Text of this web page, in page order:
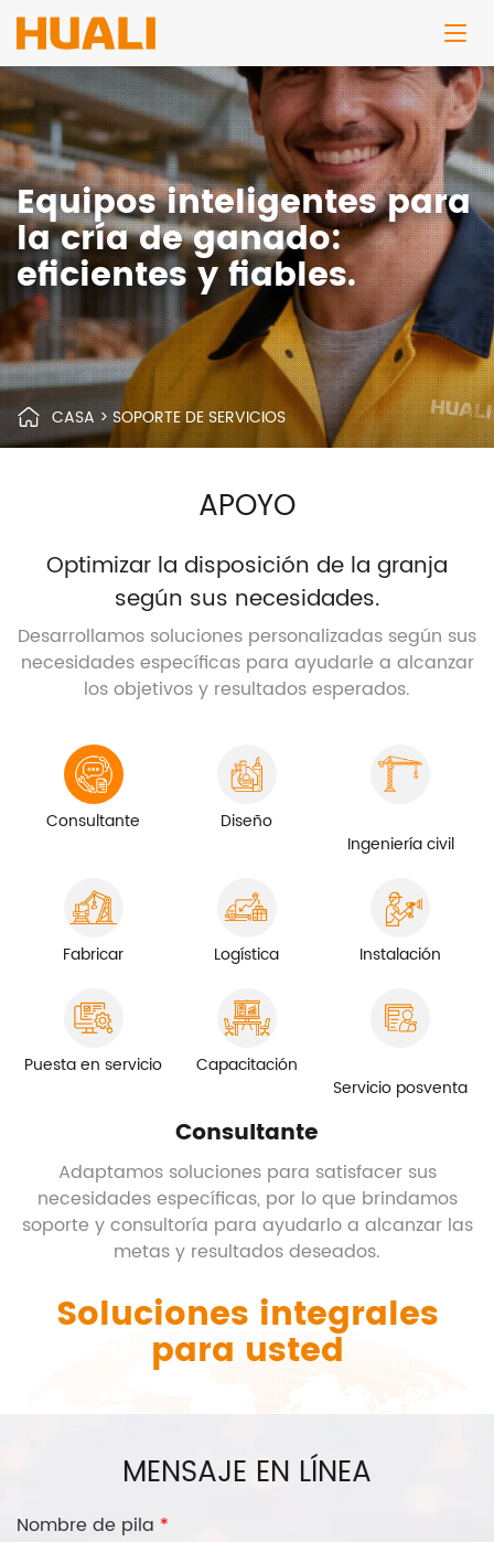
Equipos inteligentes para
la cría de ganado:
eficientes y fiables.
CASA > SOPORTE DE SERVICIOS
APOYO
Optimizar la disposición de la granja
según sus necesidades.
Desarrollamos soluciones personalizadas según sus
necesidades específicas para ayudarle a alcanzar
los objetivos y resultados esperados.
Consultante
Diseño
Ingeniería civil
Fabricar Logística Instalación
Puesta en servicio
Capacitación
Servicio posventa
Consultante
Adaptamos soluciones para satisfacer sus
necesidades específicas, por lo que brindamos
soporte y consultoría para ayudarlo a alcanzar las
metas y resultados deseados.
Soluciones integrales
para usted
MENSAJE EN LÍNEA
Nombre de pila *